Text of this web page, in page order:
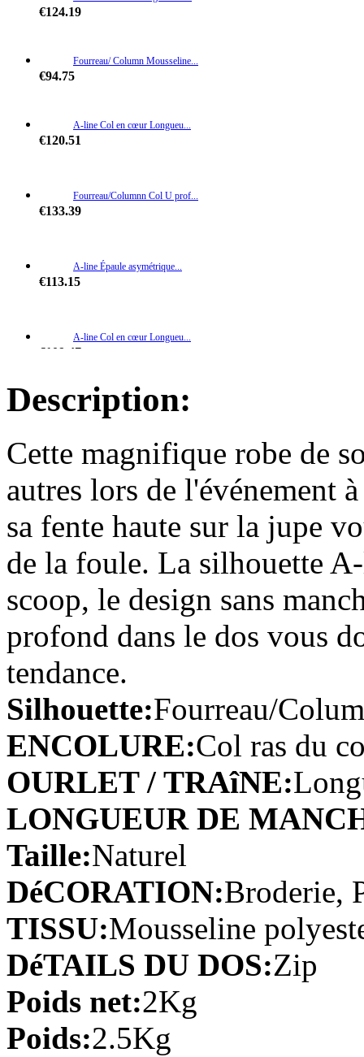
€124.19
Fourreau/ Column Mousseline...
€94.75
A-line Col en cœur Longueu...
€120.51
Fourreau/Columnn Col U prof...
€133.39
A-line Épaule asymétrique...
€113.15
A-line Col en cœur Longueu...
€109.47
Fourreau/Column Épaule dé...
A-line Col U profond Longue...
€106.71
Trapèze Épaule dégagée ...
€96.59
A-line Col en cœur Balayag...
€115.91
Fourreau/Column Col montant...
€113.15
A-line Col en V Balayage / ...
€105.79
Trapèze Col en cœur Balay...
€101.19
€118.67
€118.67
A-line Col U profond Longue...
€131.55
Description:
Cette magnifique robe de
autres lors de l'événement
sa fente haute sur la jupe
de la foule. La silhouette
scoop, le design sans
profond dans le dos vous
tendance.
Silhouette:Fourreau/
ENCOLURE:Col ras du
OURLET / TRAîNE:
LONGUEUR DE
Taille:Naturel
DéCORATION:Broderie,
TISSU:Mousseline
DéTAILS DU DOS:Zip
Poids net:2Kg
Poids:2.5Kg